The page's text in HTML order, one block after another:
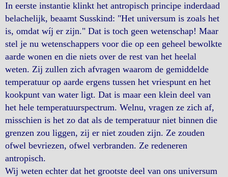
In eerste instantie klinkt het antropisch principe inderdaad
belachelijk, beaamt Susskind: "Het universum is zoals het
is, omdat wíj er zijn." Dat is toch geen wetenschap! Maar
stel je nu wetenschappers voor die op een geheel bewolkte
aarde wonen en die niets over de rest van het heelal
weten. Zij zullen zich afvragen waarom de gemiddelde
temperatuur op aarde ergens tussen het vriespunt en het
kookpunt van water ligt. Dat is maar een klein deel van
het hele temperatuurspectrum. Welnu, vragen ze zich af,
misschien is het zo dat als de temperatuur niet binnen die
grenzen zou liggen, zij er niet zouden zijn. Ze zouden
ofwel bevriezen, ofwel verbranden. Ze redeneren
antropisch.
Wij weten echter dat het grootste deel van ons universum